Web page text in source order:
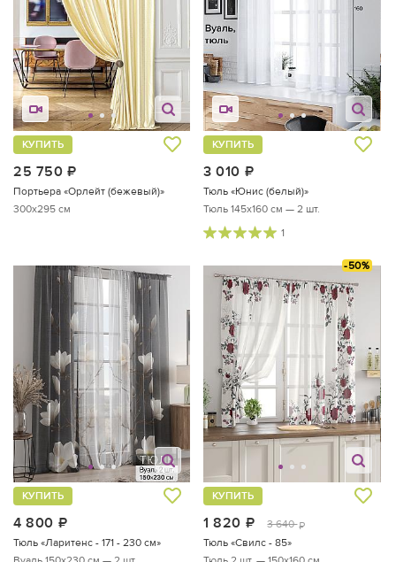
25 750
КУПИТЬ
Портьера «Орлейт (бежевый)»
300x295 см
3 010
КУПИТЬ
Тюль «Юнис (белый)»
Тюль 145х160 см — 2 шт.
1
4 800
КУПИТЬ
Тюль «Ларитенс - 171 - 230 см»
-50%
1 820 руб.
3 640 руб.
КУПИТЬ
Тюль «Свилс - 85»